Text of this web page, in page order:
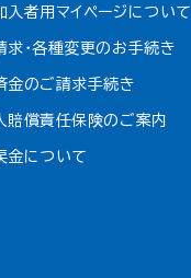
入者用マイページについて
求・各種変更のお手続き
金のご請求手続き
賠償責任保険のご案内
金について​